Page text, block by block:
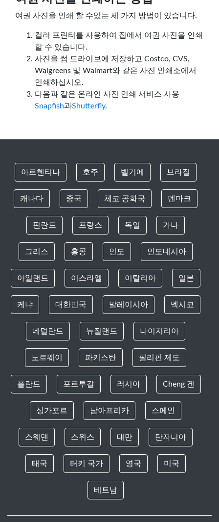
여권 사진을 인쇄 할 수있는 세 가지 방법이 있습니다.
컬러 프린터를 사용하여 집에서 여권 사진을 인쇄
할 수 있습니다.
사진을 썸 드라이브에 저장하고 Costco, CVS,
Walgreens 및 Walmart와 같은 사진 인쇄소에서
인쇄하십시오.
다음과 같은 온라인 사진 인쇄 서비스 사용
Snapfish과Shutterfly.
아르헨티나 호주 벨기에 브라질
캐나다 중국 체코 공화국 덴마크
핀란드 프랑스 독일 가나
그리스 홍콩 인도 인도네시아
아일랜드 이스라엘 이탈리아 일본
케냐 대한민국 말레이시아 멕시코
네덜란드 뉴질랜드 나이지리아
노르웨이 파키스탄 필리핀 제도
폴란드 포르투갈 러시아 Cheng 겐
싱가포르 남아프리카 스페인
스웨덴 스위스 대만 탄자니아
태국 터키 국가 영국 미국
베트남